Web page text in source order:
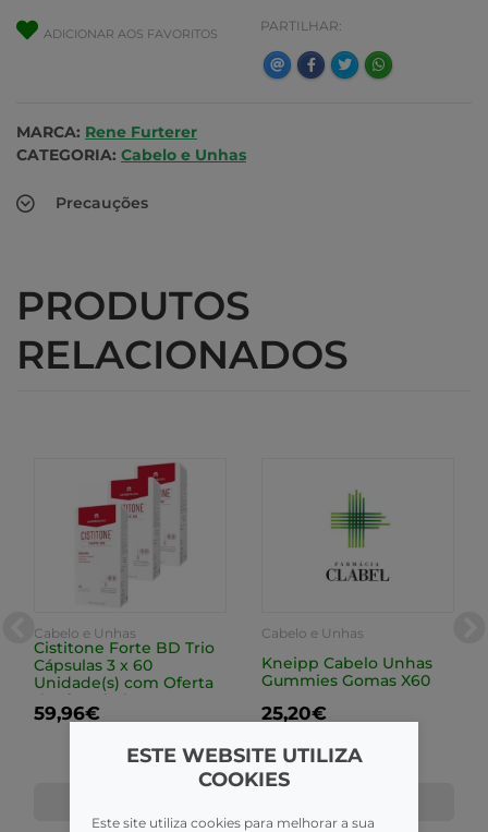
ADICIONAR AOS FAVORITOS PARTILHAR:
MARCA: Rene Furterer
CATEGORIA: Cabelo e Unhas
Precauções
PRODUTOS
RELACIONADOS
Cabelo e Unhas
Cistitone Forte BD Trio
Cápsulas 3 x 60
Unidade(s) com Oferta
da 3ª Embalagem
59,96€
Cabelo e Unhas
Kneipp Cabelo Unhas
Gummies Gomas X60
25,20€
ESTE WEBSITE UTILIZA
COOKIES
Este site utiliza cookies para melhorar a sua